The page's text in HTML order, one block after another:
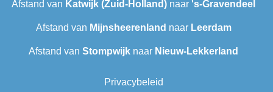
Afstand van Katwijk (Zuid-Holland) naar 's-Gravendeel
Afstand van Mijnsheerenland naar Leerdam
Afstand van Stompwijk naar Nieuw-Lekkerland
Privacybeleid